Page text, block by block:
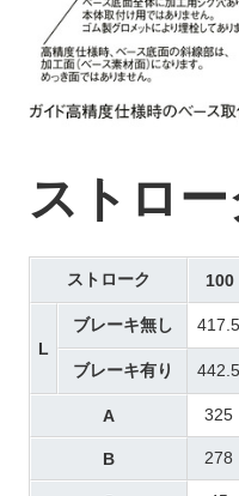
ストロ
ストローク 100
L
ブレーキ無し 417.5
ブレーキ有り 442.5
A 325
B 278